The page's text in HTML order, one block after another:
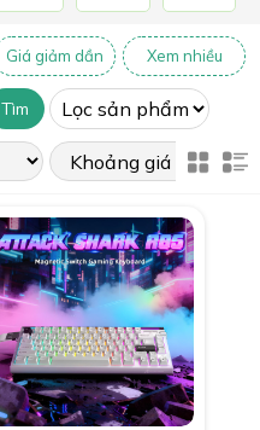
Giá giảm dần Xem nhiều
Tìm